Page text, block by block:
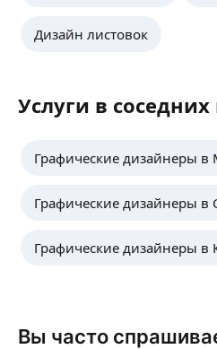
Дизайн листовок
Услуги в соседних
Графические дизайнеры в
Графические дизайнеры в
Графические дизайнеры в
Вы часто